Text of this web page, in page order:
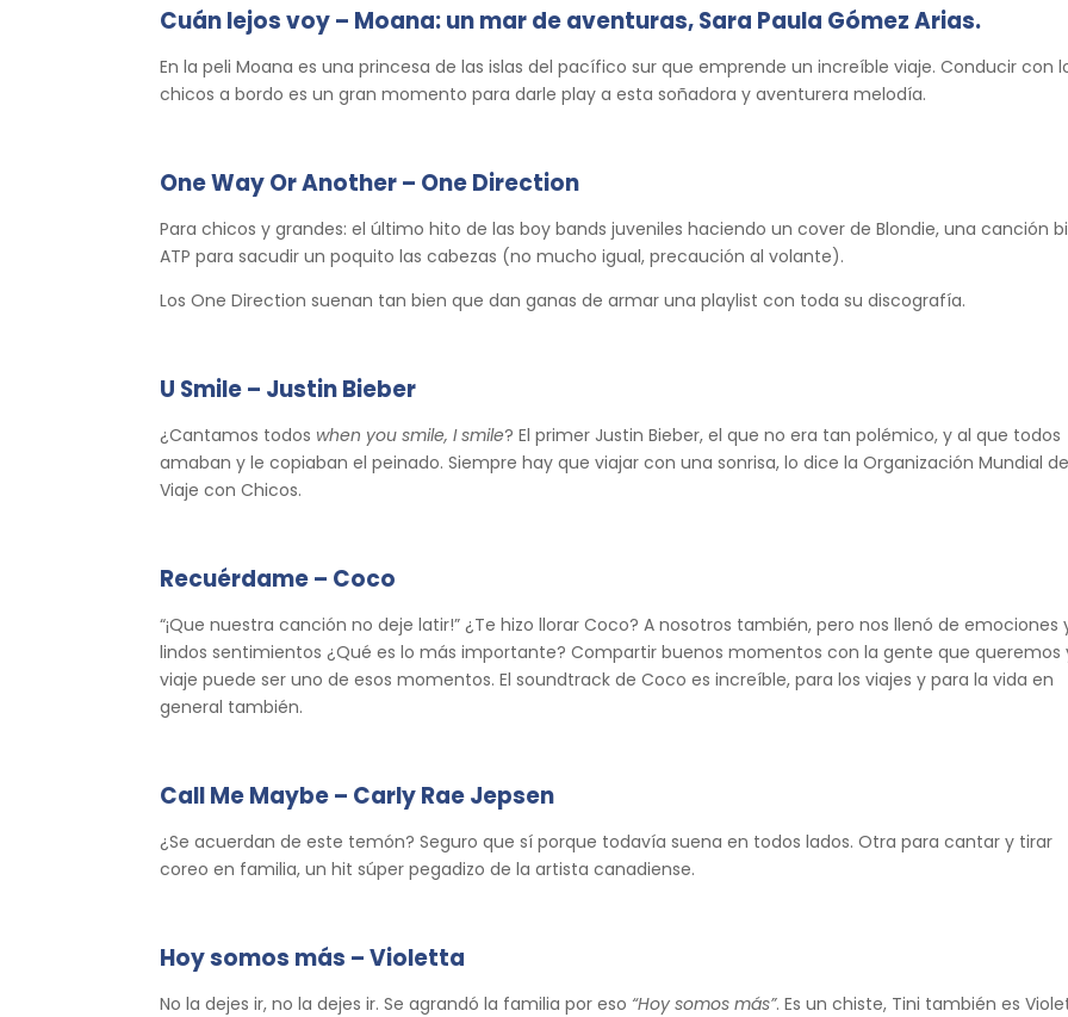
Cuán lejos voy – Moana: un mar de aventuras, Sara Paula Gómez Arias.
En la peli Moana es una princesa de las islas del pacífico sur que emprende un increíble viaje. Conducir con
chicos a bordo es un gran momento para darle play a esta soñadora y aventurera melodía.
One Way Or Another – One Direction
Para chicos y grandes: el último hito de las boy bands juveniles haciendo un cover de Blondie, una canción
ATP para sacudir un poquito las cabezas (no mucho igual, precaución al volante).
Los One Direction suenan tan bien que dan ganas de armar una playlist con toda su discografía.
U Smile – Justin Bieber
¿Cantamos todos when you smile, I smile? El primer Justin Bieber, el que no era tan polémico, y al que todos
amaban y le copiaban el peinado. Siempre hay que viajar con una sonrisa, lo dice la Organización Mundial
Viaje con Chicos.
Recuérdame – Coco
“¡Que nuestra canción no deje latir!” ¿Te hizo llorar Coco? A nosotros también, pero nos llenó de emociones
lindos sentimientos ¿Qué es lo más importante? Compartir buenos momentos con la gente que queremos
viaje puede ser uno de esos momentos. El soundtrack de Coco es increíble, para los viajes y para la vida en
general también.
Call Me Maybe – Carly Rae Jepsen
¿Se acuerdan de este temón? Seguro que sí porque todavía suena en todos lados. Otra para cantar y tirar
coreo en familia, un hit súper pegadizo de la artista canadiense.
Hoy somos más – Violetta
No la dejes ir, no la dejes ir. Se agrandó la familia por eso “Hoy somos más”. Es un chiste, Tini también es